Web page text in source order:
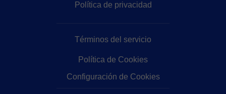
Política de privacidad
Términos del servicio
Política de Cookies
Configuración de Cookies